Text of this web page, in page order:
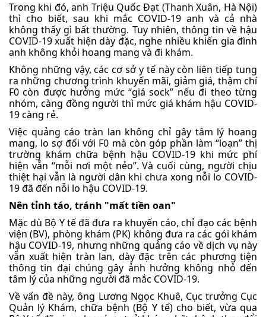
Trong khi đó, anh Triệu Quốc Đạt (Thanh Xuân, Hà Nội)
thì cho biết, sau khi mắc COVID-19 anh và cả nhà
không thấy gì bất thường. Tuy nhiên, thông tin về hậu
COVID-19 xuất hiện dày đặc, nghe nhiều khiến gia đình
anh không khỏi hoang mang và đi khám.
Không những vậy, các cơ sở y tế này còn liên tiếp tung
ra những chương trình khuyến mãi, giảm giá, thậm chí
F0 còn được hưởng mức “giá sock” nếu đi theo từng
nhóm, càng đồng người thì mức giá khám hậu COVID-
19 càng rẻ.
Việc quảng cáo tràn lan không chỉ gây tâm lý hoang
mang, lo sợ đối với F0 mà còn góp phần làm “loạn” thị
trường khám chữa bệnh hậu COVID-19 khi mức phí
hiện vẫn “mỗi nơi một nẻo”. Và cuối cùng, người chịu
thiệt hại vẫn là người dân khi chưa xong nỗi lo COVID-
19 đã đến nỗi lo hậu COVID-19.
Nên tỉnh táo, tránh "mất tiền oan"
Mặc dù Bộ Y tế đã đưa ra khuyến cáo, chỉ đạo các bệnh
viện (BV), phòng khám (PK) không đưa ra các gói khám
hậu COVID-19, nhưng những quảng cáo về dịch vụ này
vẫn xuất hiện tràn lan, dày đặc trên các phương tiện
thông tin đại chúng gây ảnh hưởng không nhỏ đến
tâm lý của những người đã mắc COVID-19.
Về vấn đề này, ông Lương Ngọc Khuê, Cục trưởng Cục
Quản lý Khám, chữa bệnh (Bộ Y tế) cho biết, vừa qua